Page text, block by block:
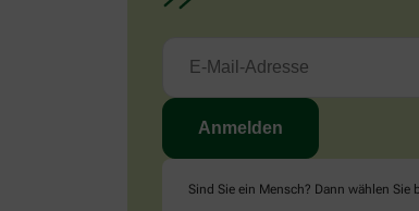
Sind Sie ein Mensch? Dann wählen Sie